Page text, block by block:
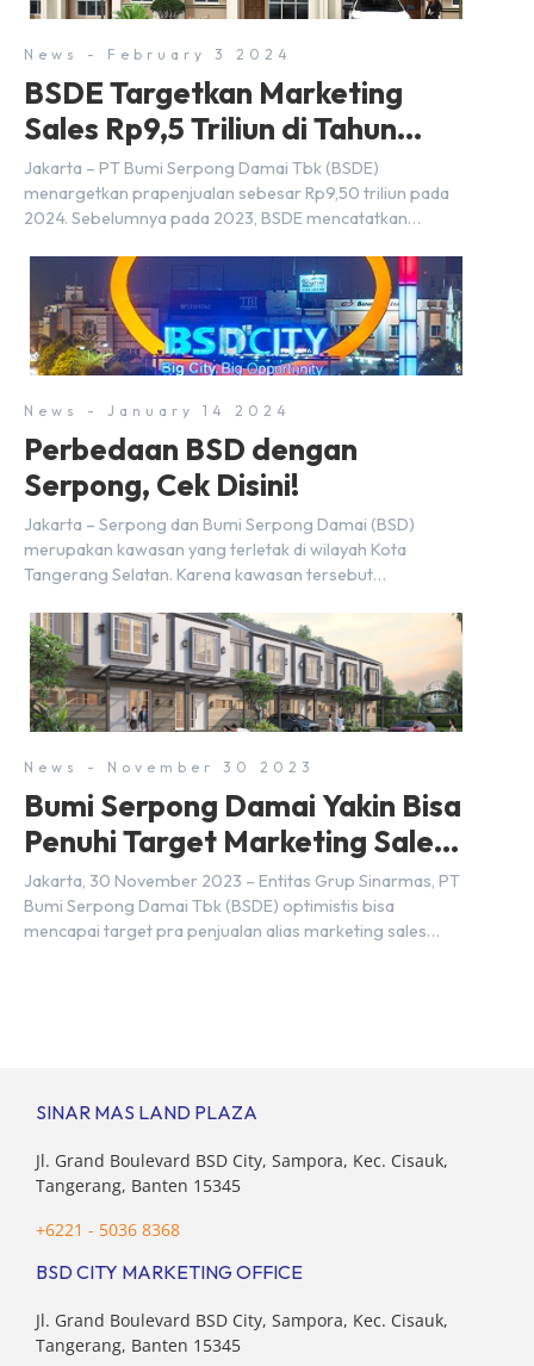
News - February 3 2024
BSDE Targetkan Marketing
Sales Rp9,5 Triliun di Tahun
2024
Jakarta – PT Bumi Serpong Damai Tbk (BSDE)
menargetkan prapenjualan sebesar Rp9,50 triliun pada
2024. Sebelumnya pada 2023, BSDE mencatatkan
melampaui target prapenjualan sebesar Rp8,80 triliun.
Menurut Direktur BSDE Hermawan Wijaya menghadapi
2024, kondisi ekonomi global maupun nasional dapat
memengaruhi pertimbangan masyarakat untuk membeli
rumah maupun investasi di sektor […]
News - January 14 2024
Perbedaan BSD dengan
Serpong, Cek Disini!
Jakarta – Serpong dan Bumi Serpong Damai (BSD)
merupakan kawasan yang terletak di wilayah Kota
Tangerang Selatan. Karena kawasan tersebut
kita yang mengira kedua wilayah ini merupakan tempat
yang sama. Padahal anggapan tersebut kurang tepat.
Sebab Serpong dan BSD merupakan dua kawasan yang
berbeda. Berikut penjelasannya. Baca Juga: […]
News - November 30 2023
Bumi Serpong Damai Yakin Bisa
Penuhi Target Marketing Sales
Tahun 2023
Jakarta, 30 November 2023 – Entitas Grup Sinarmas, PT
Bumi Serpong Damai Tbk (BSDE) optimistis bisa
mencapai target pra penjualan alias marketing sales
SINAR MAS LAND PLAZA
Jl. Grand Boulevard BSD City, Sampora, Kec. Cisauk,
Tangerang, Banten 15345
+6221 - 5036 8368
BSD CITY MARKETING OFFICE
Jl. Grand Boulevard BSD City, Sampora, Kec. Cisauk,
Tangerang, Banten 15345